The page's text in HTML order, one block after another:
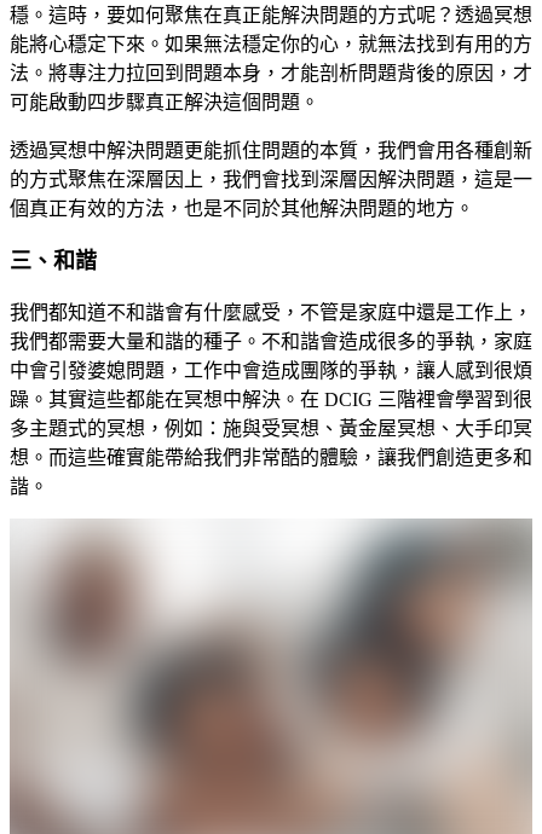
穩。這時，要如何聚焦在真正能解決問題的方式呢？透過冥想
能將心穩定下來。如果無法穩定你的心，就無法找到有用的方
法。將專注力拉回到問題本身，才能剖析問題背後的原因，才
可能啟動四步驟真正解決這個問題。
透過冥想中解決問題更能抓住問題的本質，我們會用各種創新
的方式聚焦在深層因上，我們會找到深層因解決問題，這是一
個真正有效的方法，也是不同於其他解決問題的地方。
三、和諧
我們都知道不和諧會有什麼感受，不管是家庭中還是工作上，
我們都需要大量和諧的種子。不和諧會造成很多的爭執，家庭
中會引發婆媳問題，工作中會造成團隊的爭執，讓人感到很煩
躁。其實這些都能在冥想中解決。在 DCIG 三階裡會學習到很
多主題式的冥想，例如：施與受冥想、黃金屋冥想、大手印冥
想。而這些確實能帶給我們非常酷的體驗，讓我們創造更多和
諧。